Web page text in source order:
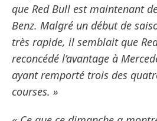
que Red Bull est maintenant
Benz. Malgré un début de
très rapide, il semblait que
reconcédé l’avantage à
ayant remporté trois des
courses. »